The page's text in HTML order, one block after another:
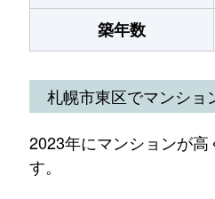
築年数
札幌市東区でマンショ
2023年にマンションが
す。